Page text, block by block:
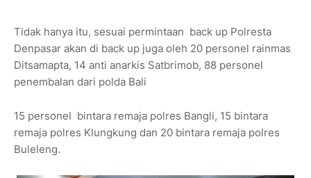
Tidak hanya itu, sesuai permintaan back up Polresta
Denpasar akan di back up juga oleh 20 personel rainmas
Ditsamapta, 14 anti anarkis Satbrimob, 88 personel
penembalan dari polda Bali
15 personel bintara remaja polres Bangli, 15 bintara
remaja polres Klungkung dan 20 bintara remaja polres
Buleleng.